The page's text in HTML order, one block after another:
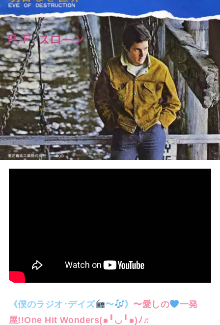
《僕のラジオ･デイズ 〜 》 〜愛しの
一発
屋!!One Hit Wonders⁠(⁠๑⁠╹⁠◡⁠╹⁠๑⁠)⁠ﾉ⁠♬